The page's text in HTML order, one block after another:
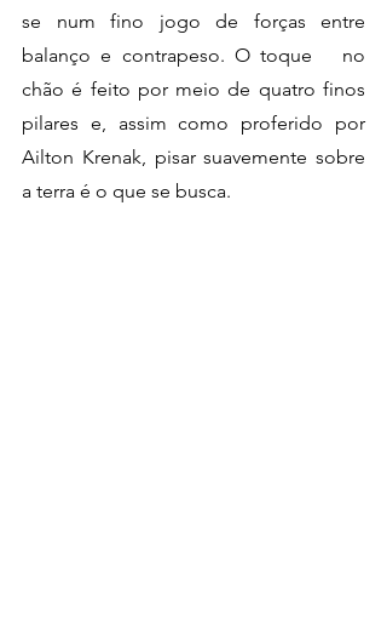
se num fino jogo de forças entre
balanço e contrapeso. O toque   no
chão é feito por meio de quatro finos
pilares e, assim como proferido por
Ailton Krenak, pisar suavemente sobre
a terra é o que se busca.